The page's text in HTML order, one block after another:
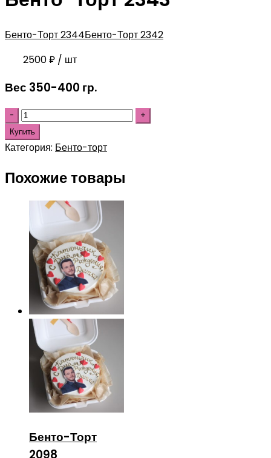
Бенто-Торт 2344Бенто-Торт 2342
2500₽ / шт
Вес 350-400 гр.
Купить
Категория: Бенто-торт
Похожие товары
Бенто-Торт
2098